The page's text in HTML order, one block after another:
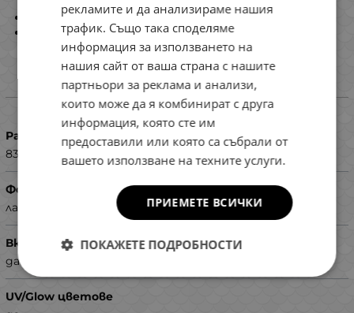
Дължина: 8.3см
4 броя в пакет
Характеристики
Размер (мм)
83
Форма
ларва
Вкус и аромат
да
UV/Glow цветове
рекламите и да анализираме нашия
трафик. Също така споделяме
информация за използването на
нашия сайт от ваша страна с нашите
партньори за реклама и анализи,
които може да я комбинират с друга
информация, която сте им
предоставили или която са събрали от
вашето използване на техните услуги.
ПРИЕМЕТЕ ВСИЧКИ
ПОКАЖЕТЕ ПОДРОБНОСТИ